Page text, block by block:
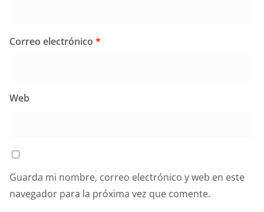
Correo electrónico *
Web
Guarda mi nombre, correo electrónico y web en este
navegador para la próxima vez que comente.